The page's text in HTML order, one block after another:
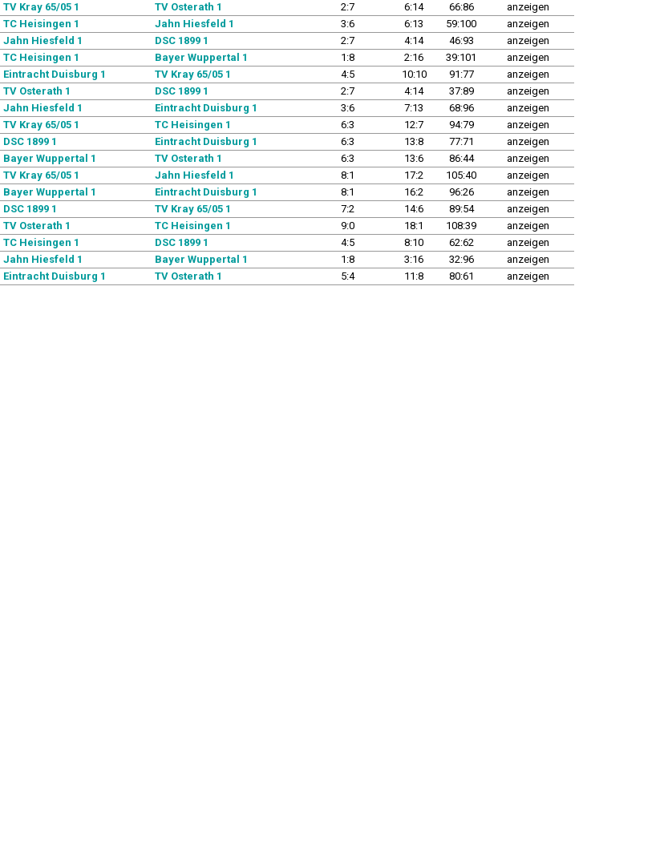
TV Kray 65/05 1
TV Osterath 1 2:7 6:14 66:86
anzeigen
TC Heisingen 1
Jahn Hiesfeld 1 3:6 6:13 59:100
anzeigen
Jahn Hiesfeld 1 DSC 1899 1 2:7 4:14 46:93
anzeigen
TC Heisingen 1
Bayer Wuppertal 1 1:8 2:16 39:101
anzeigen
Eintracht Duisburg 1
TV Kray 65/05 1 4:5 10:10 91:77
anzeigen
TV Osterath 1 DSC 1899 1 2:7 4:14 37:89
anzeigen
Jahn Hiesfeld 1
Eintracht Duisburg 1 3:6 7:13 68:96
anzeigen
TV Kray 65/05 1
TC Heisingen 1 6:3 12:7 94:79
anzeigen
DSC 1899 1 Eintracht Duisburg 1 6:3 13:8 77:71
anzeigen
Bayer Wuppertal 1
TV Osterath 1 6:3 13:6 86:44
anzeigen
TV Kray 65/05 1
Jahn Hiesfeld 1 8:1 17:2 105:40
anzeigen
Bayer Wuppertal 1 Eintracht Duisburg 1 8:1 16:2 96:26
anzeigen
DSC 1899 1
TV Kray 65/05 1 7:2 14:6 89:54
anzeigen
TV Osterath 1
TC Heisingen 1 9:0 18:1 108:39
anzeigen
TC Heisingen 1 DSC 1899 1 4:5 8:10 62:62
anzeigen
Jahn Hiesfeld 1
Bayer Wuppertal 1 1:8 3:16 32:96
anzeigen
Eintracht Duisburg 1
TV Osterath 1 5:4 11:8 80:61 anzeigen